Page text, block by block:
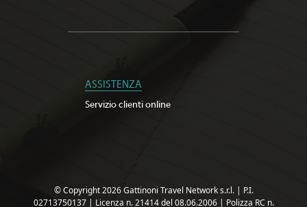
ASSISTENZA
Servizio clienti online
© Copyright 2026 Gattinoni Travel Network s.r.l. | P.I.
02713750137 | Licenza n. 21414 del 08.06.2006 | Polizza RC n.